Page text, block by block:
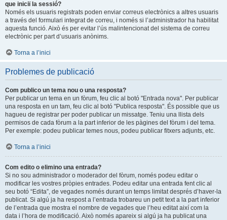
que iniciï la sessió?
Només els usuaris registrats poden enviar correus electrònics a altres usuaris
a través del formulari integrat de correu, i només si l’administrador ha habilitat
aquesta funció. Això és per evitar l’ús malintencionat del sistema de correu
electrònic per part d’usuaris anònims.
Torna a l’inici
Problemes de publicació
Com publico un tema nou o una resposta?
Per publicar un tema en un fòrum, feu clic al botó "Entrada nova". Per publicar
una resposta en un tam, feu clic al botó "Publica resposta". És possible que us
hagueu de registrar per poder publicar un missatge. Teniu una llista dels
permisos de cada fòrum a la part inferior de les pàgines del fòrum i del tema.
Per exemple: podeu publicar temes nous, podeu publicar fitxers adjunts, etc.
Torna a l’inici
Com edito o elimino una entrada?
Si no sou administrador o moderador del fòrum, només podeu editar o
modificar les vostres pròpies entrades. Podeu editar una entrada fent clic al
seu botó “Edita”, de vegades només durant un temps limitat després d’haver-la
publicat. Si algú ja ha respost a l’entrada trobareu un petit text a la part inferior
de l’entrada que mostra el nombre de vegades que l’heu editat així com la
data i l’hora de modificació. Això només apareix si algú ja ha publicat una